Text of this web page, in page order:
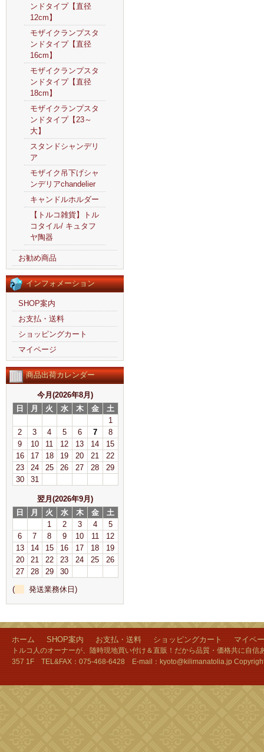
ンドタイプ【直径
12cm】
モザイクランプスタ
ンドタイプ【直径
16cm】
モザイクランプスタ
ンドタイプ【直径
18cm】
モザイクランプスタ
ンドタイプ【23～
大】
スタンドシャンデリ
ア
モザイク吊下げシャ
ンデリアchandelier
キャンドルホルダー
【トルコ雑貨】トル
コタイル/ キュタフ
ヤ陶器
お勧め商品
インフォメーション
SHOP案内
お支払・送料
ショッピングカート
マイページ
商品出荷カレンダー
今月(2026年8月)
日
月 火 水 木 金
土
1
2
3 4 5 6 7
8
9
10 11 12 13 14
15
16
17 18 19 20 21
22
23
24 25 26 27 28
29
30
31
翌月(2026年9月)
日
月 火 水 木 金
土
1
2 3 4
5
6
7 8 9 10 11
12
13
14 15 16 17 18
19
20
21 22 23 24 25
26
27
28 29
30
(
発送業務休日)
ホーム SHOP案内 お支払・送料 ショッピングカート マイペ
トルコ人のオーナーが、随時現地買い付け＆直販！だから品質・価格共に自
357 1F TEL&FAX：075-468-6428 E-mail：kyoto@kilimanatolia.jp